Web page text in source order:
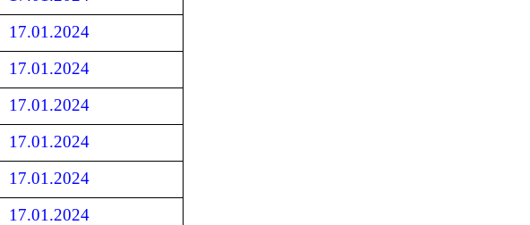
17.01.2024
17.01.2024
17.01.2024
17.01.2024
17.01.2024
17.01.2024